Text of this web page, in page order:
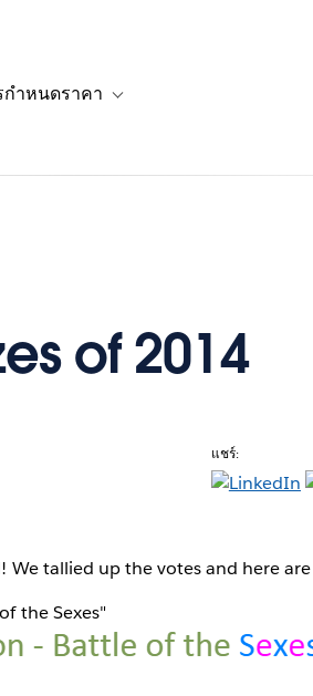
ำหนดราคา
of 2014
แชร์:
tallied up the votes and here
the Sexes"